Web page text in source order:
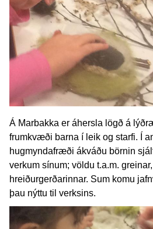
Á Marbakka er áhersla lögð á
frumkvæði barna í leik og starfi. Í
hugmyndafræði ákváðu börnin
verkum sínum; völdu t.a.m.
hreiðurgerðarinnar. Sum komu
þau nýttu til verksins.